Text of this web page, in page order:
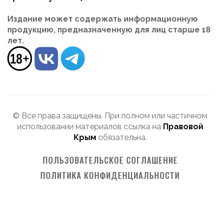
Издание может содержать информационную
продукцию, предназначенную для лиц старше 18
лет.
© Все права защищены. При полном или частичном
использовании материалов ссылка на Правовой
Крым обязательна.
ПОЛЬЗОВАТЕЛЬСКОЕ СОГЛАШЕНИЕ
ПОЛИТИКА КОНФИДЕНЦИАЛЬНОСТИ